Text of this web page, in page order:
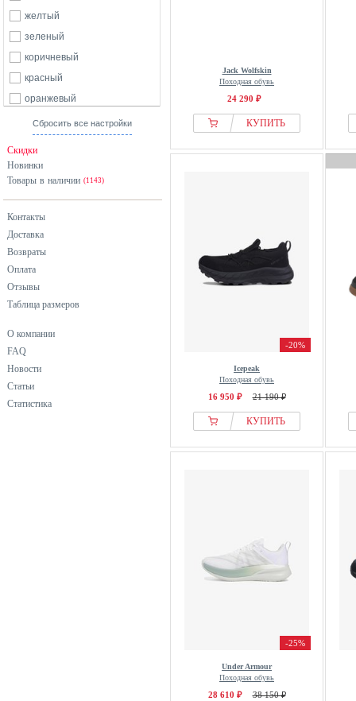
желтый
зеленый
коричневый
красный
оранжевый
розовый
фиолетовый
черный
Сбросить все настройки
Скидки
Новинки
Товары в наличии (1143)
Контакты
Доставка
Возвраты
Оплата
Отзывы
Таблица размеров
О компании
FAQ
Новости
Статьи
Статистика
Jack Wolfskin
Походная обувь
24 290 ₽
КУПИТЬ
-20%
Icepeak
Походная обувь
16 950 ₽ 21 190 ₽
КУПИТЬ
-25%
Under Armour
Походная обувь
28 610 ₽ 38 150 ₽